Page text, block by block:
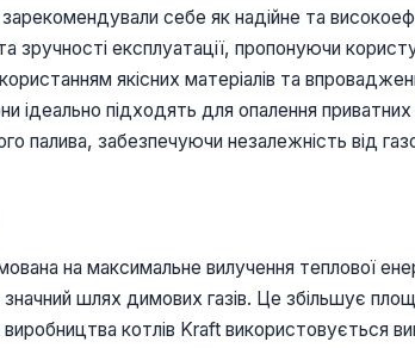
себе як надійне та
зручності експлуатації, пропонуючи
якісних матеріалів та
ідеально підходять для опалення
палива, забезпечуючи незалежність від
на максимальне вилучення теплової
шлях димових газів. Це збільшує
котлів Kraft використовується